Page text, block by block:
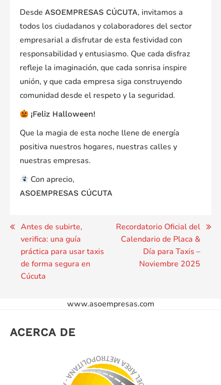
Desde ASOEMPRESAS CÚCUTA, invitamos a
todos los ciudadanos y colaboradores del sector
empresarial a disfrutar de esta festividad con
responsabilidad y entusiasmo. Que cada disfraz
refleje la imaginación, que cada sonrisa inspire
unión, y que cada empresa siga construyendo
comunidad desde el respeto y la seguridad.
¡Feliz Halloween!
Que la magia de esta noche llene de energía
positiva nuestros hogares, nuestras calles y
nuestras empresas.
Con aprecio,
ASOEMPRESAS CÚCUTA
Navegación
de
entradas
Antes de subirte,
verifica: una guía
práctica para usar taxis
de forma segura en
Cúcuta
Recordatorio Oficial del
Calendario de Placa &
Día para Taxis –
Noviembre 2025
www.asoempresas.com
ACERCA DE